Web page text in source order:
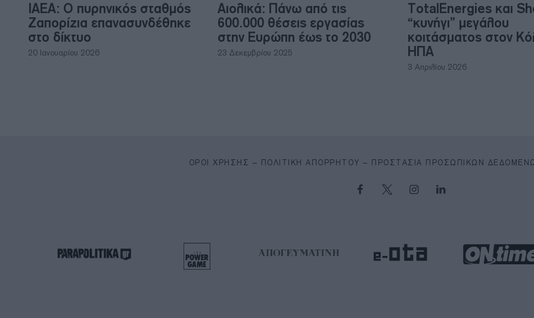
IAEA: Ο πυρηνικός σταθμός
Ζαπορίζια επανασυνδέθηκε
στο δίκτυο
20 Ιανουαρίου 2026
Αιολικά: Πάνω από τις
600.000 θέσεις εργασίας
στην Ευρώπη έως το 2030
23 Δεκεμβρίου 2025
TotalEnergies και
“κυνήγι” μεγάλου
κοιτάσματος στον
ΗΠΑ
3 Απριλίου 2026
ΌΡΟΙ ΧΡΉΣΗΣ – ΠΟΛΙΤΙΚΉ ΑΠΟΡΡΉΤΟΥ – ΠΡΟΣΤΑΣΊΑ ΠΡΟΣΩΠΙΚΏΝ